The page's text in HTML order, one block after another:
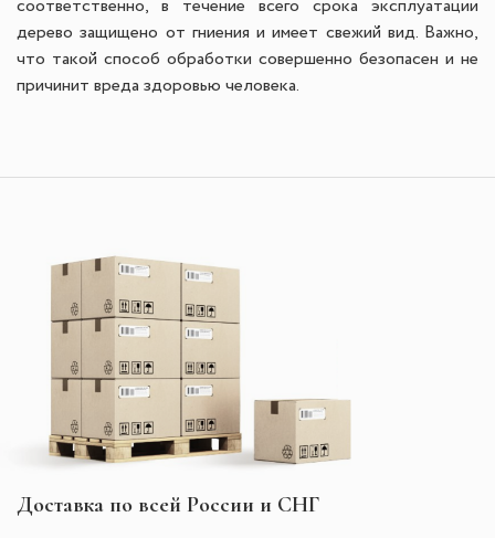
соответственно, в течение всего срока эксплуатации
дерево защищено от гниения и имеет свежий вид. Важно,
что такой способ обработки совершенно безопасен и не
причинит вреда здоровью человека.
Доставка по всей России и СНГ